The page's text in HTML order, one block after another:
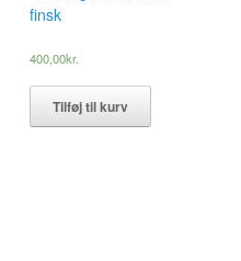
finsk
400,00kr.
Tilføj til kurv